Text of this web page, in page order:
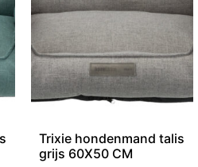
Trixie hondenmand talis
grijs 60X50 CM